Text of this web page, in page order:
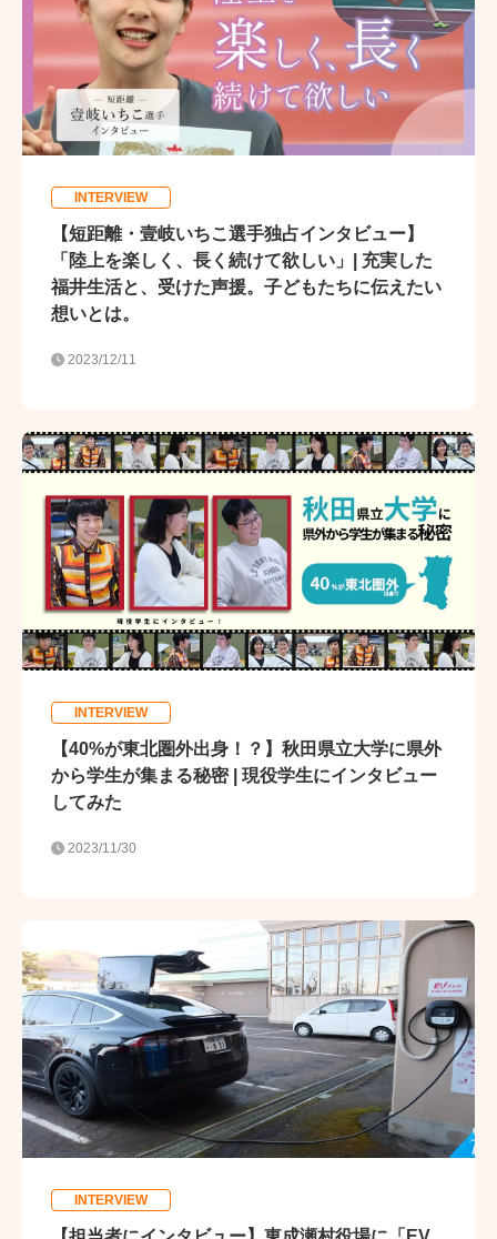
INTERVIEW
【短距離・壹岐いちこ選手独占インタビュー】
「陸上を楽しく、長く続けて欲しい」| 充実した
福井生活と、受けた声援。子どもたちに伝えたい
想いとは。
2023/12/11
INTERVIEW
【40%が東北圏外出身！？】秋田県立大学に県外
から学生が集まる秘密 | 現役学生にインタビュー
してみた
2023/11/30
INTERVIEW